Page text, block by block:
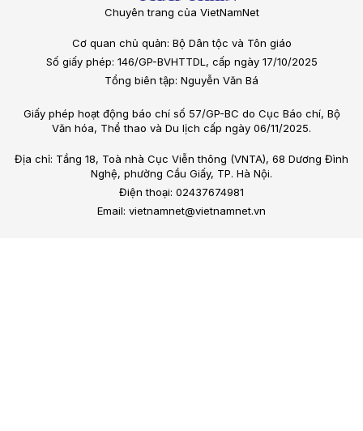
Chuyên trang của VietNamNet
Cơ quan chủ quản: Bộ Dân tộc và Tôn giáo
Số giấy phép: 146/GP-BVHTTDL, cấp ngày 17/10/2025
Tổng biên tập: Nguyễn Văn Bá
Giấy phép hoạt động báo chí số 57/GP-BC do Cục Báo chí, Bộ
Văn hóa, Thể thao và Du lịch cấp ngày 06/11/2025.
Địa chỉ: Tầng 18, Toà nhà Cục Viễn thông (VNTA), 68 Dương Đình
Nghệ, phường Cầu Giấy, TP. Hà Nội.
Điện thoại: 02437674981
Email: vietnamnet@vietnamnet.vn